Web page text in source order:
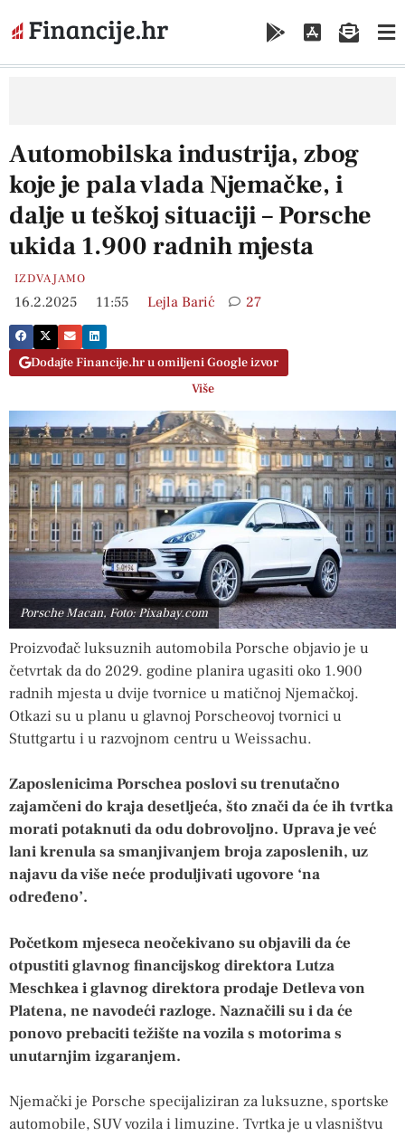
Automobilska industrija, zbog
koje je pala vlada Njemačke, i
dalje u teškoj situaciji – Porsche
ukida 1.900 radnih mjesta
IZDVAJAMO
16.2.2025 11:55 Lejla Barić 27
Dodajte Financije.hr u omiljeni Google izvor
Više
Porsche Macan, Foto: Pixabay.com
Proizvođač luksuznih automobila Porsche objavio je u
četvrtak da do 2029. godine planira ugasiti oko 1.900
radnih mjesta u dvije tvornice u matičnoj Njemačkoj.
Otkazi su u planu u glavnoj Porscheovoj tvornici u
Stuttgartu i u razvojnom centru u Weissachu.
Zaposlenicima Porschea poslovi su trenutačno
zajamčeni do kraja desetljeća, što znači da će ih tvrtka
morati potaknuti da odu dobrovoljno. Uprava je već
lani krenula sa smanjivanjem broja zaposlenih, uz
najavu da više neće produljivati ugovore ‘na
određeno’.
Početkom mjeseca neočekivano su objavili da će
otpustiti glavnog financijskog direktora Lutza
Meschkea i glavnog direktora prodaje Detleva von
Platena, ne navodeći razloge. Naznačili su i da će
ponovo prebaciti težište na vozila s motorima s
unutarnjim izgaranjem.
Njemački je Porsche specijaliziran za luksuzne, sportske
automobile, SUV vozila i limuzine. Tvrtka je u vlasništvu